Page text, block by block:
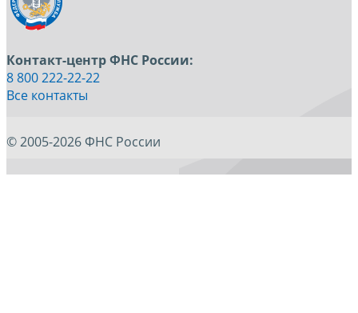
Контакт-центр ФНС России:
8 800 222-22-22
Все контакты
© 2005-2026 ФНС России